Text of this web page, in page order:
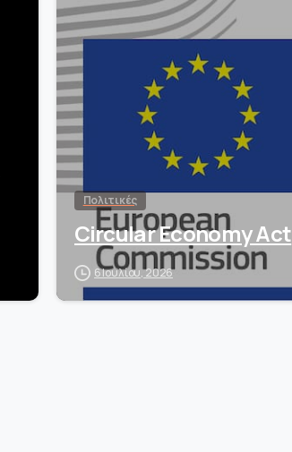
Πολιτικές
Circular Economy Act
6 Ιουλίου, 2026